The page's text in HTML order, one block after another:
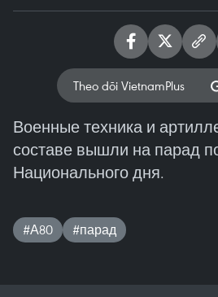
Theo dõi VietnamPlus
Военные техника и
составе вышли на парад
Национального дня.
#А80 #парад